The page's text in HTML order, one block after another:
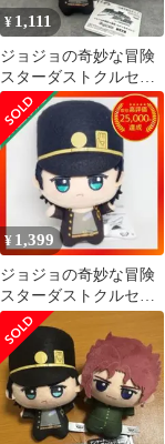
¥ 1,111
ジョジョの奇妙な冒険
スターダストクルセイ
ダース ちびぐるみ 空条
承太郎
¥ 1,399
ジョジョの奇妙な冒険
スターダストクルセイ
ダース ちびぐるみ 【空
条承太郎】